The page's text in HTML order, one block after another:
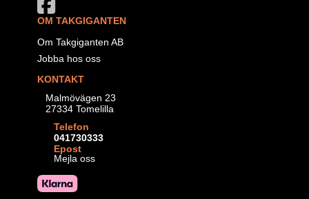
OM TAKGIGANTEN
Om Takgiganten AB
Jobba hos oss
KONTAKT
Malmövägen 23
27334 Tomelilla
Telefon
041730333
Epost
Mejla oss